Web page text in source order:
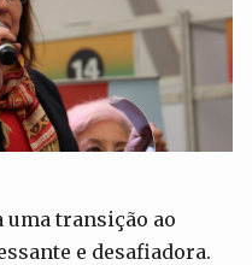
uma transição ao
e desafiadora.